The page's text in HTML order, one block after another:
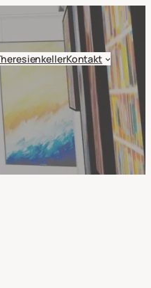
Kontakt